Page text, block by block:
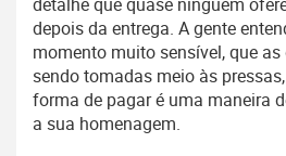
depois da entrega. A gente
momento muito sensível, que
sendo tomadas meio às
forma de pagar é uma maneira
a sua homenagem.